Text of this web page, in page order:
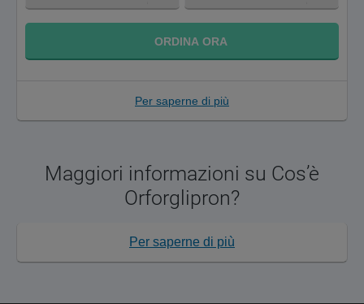
ORDINA ORA
Per saperne di più
Maggiori informazioni su Cos’è
Orforglipron?
Per saperne di più